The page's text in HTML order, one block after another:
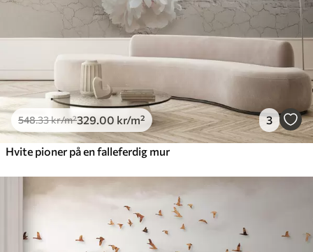
548.33kr/m²329 .00 kr/m² 3
Hvite pioner på en falleferdig mur